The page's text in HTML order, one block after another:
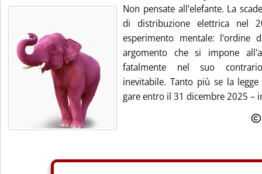
Non pensate all'elefante. La
di distribuzione elettrica nel
esperimento mentale: l'ordine
argomento che si impone
fatalmente nel suo
inevitabile. Tanto più se la
gare entro il 31 dicembre 2025 –